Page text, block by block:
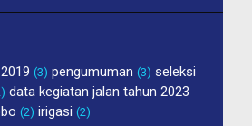
(3) pengumuman (3) seleksi
data kegiatan jalan tahun 2023
(2) irigasi (2)